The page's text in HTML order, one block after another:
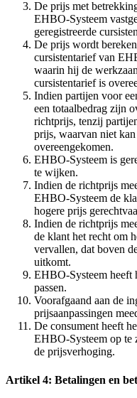
De prijs met
EHBO-Systeem
geregistreerde
De prijs wordt
cursistentarief van
waarin hij de
cursistentarief is
Indien partijen voor
een totaalbedrag zijn
richtprijs, tenzij
prijs, waarvan niet
overeengekomen.
EHBO-Systeem is
te wijken.
Indien de richtprijs
EHBO-Systeem de
hogere prijs
Indien de richtprijs
de klant het recht om
vervallen, dat boven
uitkomt.
EHBO-Systeem heeft
passen.
Voorafgaand aan de
prijsaanpassingen
De consument heeft
EHBO-Systeem op te
de prijsverhoging.
Artikel 4: Betalingen en